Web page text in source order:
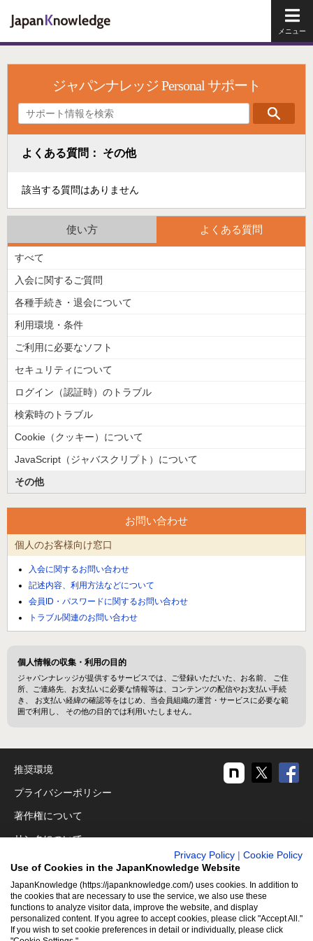
ジャパンナレッジ Personal サポート
よくある質問： その他
該当する質問はありません
使い方 よくある質問
すべて
入会に関するご質問
各種手続き・退会について
利用環境・条件
ご利用に必要なソフト
セキュリティについて
ログイン（認証時）のトラブル
検索時のトラブル
Cookie（クッキー）について
JavaScript（ジャバスクリプト）について
その他
お問い合わせ
個人のお客様向け窓口
入会に関するお問い合わせ
記述内容、利用方法などについて
会員ID・パスワードに関するお問い合わせ
トラブル関連のお問い合わせ
個人情報の収集・利用の目的
ジャパンナレッジが提供するサービスでは、ご登録いただいた、お名前、 ご住
所、ご連絡先、お支払いに必要な情報等は、コンテンツの配信やお支払い手続
き、 お支払い経緯の確認等をはじめ、当会員組織の運営・サービスに必要な範
囲で利用し、 その他の目的では利用いたしません。
推奨環境
プライバシーポリシー
著作権について
リンクについて
免責事項
運営会社
アクセシビリティ対応
クッキーポリシー
Privacy Policy
Cookie Policy
Use of Cookies in the JapanKnowledge Website
JapanKnowledge (https://japanknowledge.com/) uses cookies. In addition to
the cookies that are necessary to use the service, we also use these
functions to analyze visitor data, improve the website, and display
personalized content. If you agree to accept cookies, please click "Accept All."
If you wish to set cookie preferences in detail or individually, please click